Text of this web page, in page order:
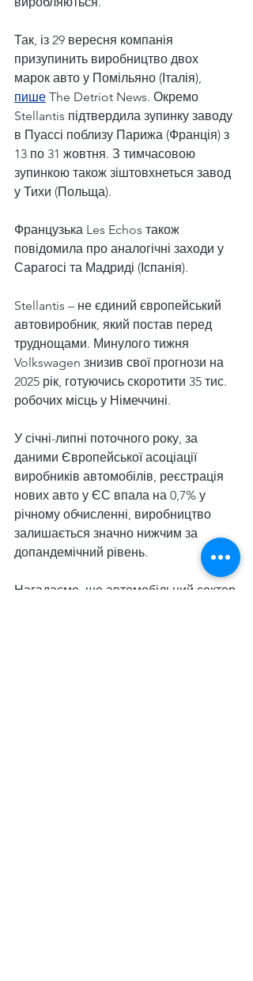
Так, із 29 вересня компанія
призупинить виробництво двох
марок авто у Помільяно (Італія),
пише The Detriot News. Окремо
Stellantis підтвердила зупинку заводу
в Пуассі поблизу Парижа (Франція) з
13 по 31 жовтня. З тимчасовою
зупинкою також зіштовхнеться завод
у Тихи (Польща).
Французька Les Echos також
повідомила про аналогічні заходи у
Сарагосі та Мадриді (Іспанія).
Stellantis – не єдиний європейський
автовиробник, який постав перед
труднощами. Минулого тижня
Volkswagen знизив свої прогнози на
2025 рік, готуючись скоротити 35 тис.
робочих місць у Німеччині.
У січні-липні поточного року, за
даними Європейської асоціації
виробників автомобілів, реєстрація
нових авто у ЄС впала на 0,7% у
річному обчисленні, виробництво
залишається значно нижчим за
допандемічний рівень.
Нагадаємо, що автомобільний сектор